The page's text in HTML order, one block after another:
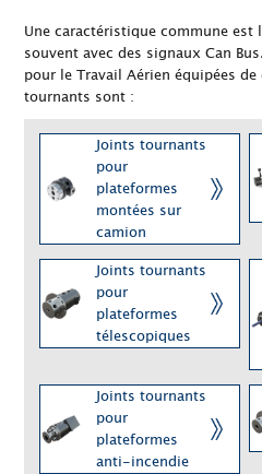
Une caractéristique commune
souvent avec des signaux Can
pour le Travail Aérien équipées
tournants sont :
Joints tournants
pour
plateformes
montées sur
camion
Joints tournants
pour
plateformes
télescopiques
Joints tournants
pour
plateformes
anti-incendie